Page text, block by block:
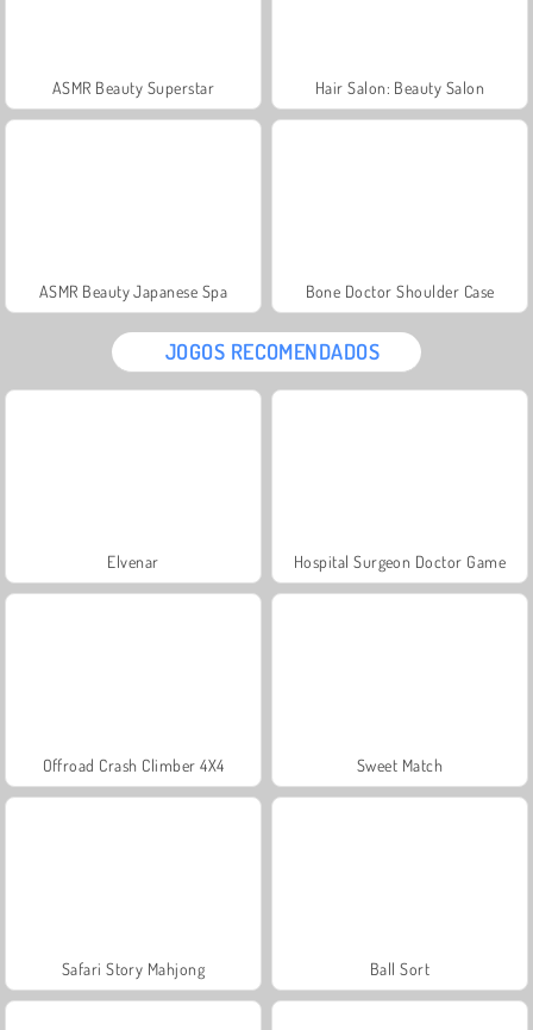
ASMR Beauty Superstar Hair Salon: Beauty Salon
ASMR Beauty Japanese Spa Bone Doctor Shoulder Case
JOGOS RECOMENDADOS
Elvenar Hospital Surgeon Doctor Game
Offroad Crash Climber 4X4 Sweet Match
Safari Story Mahjong Ball Sort